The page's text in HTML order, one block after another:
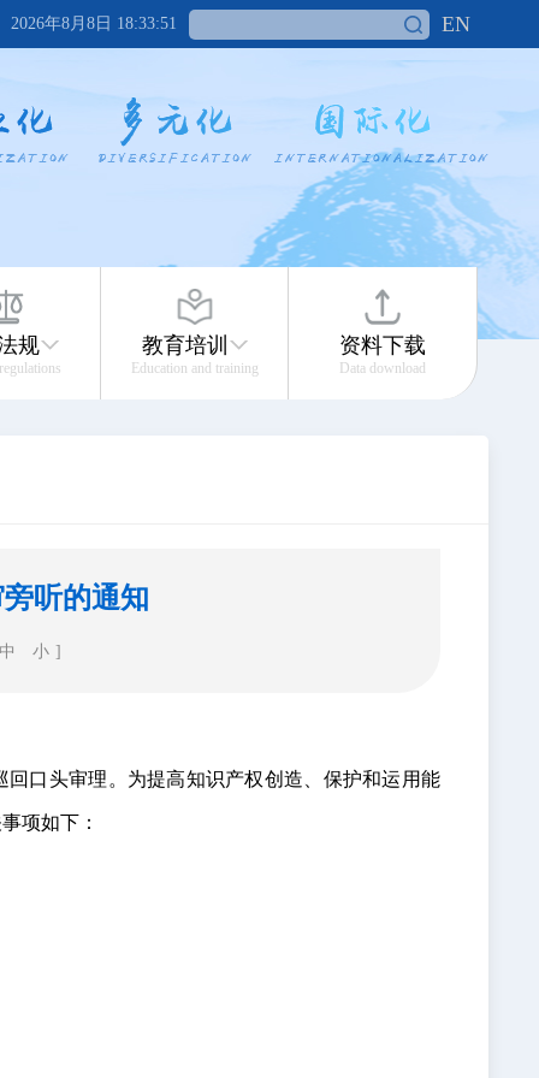
2026年8月8日 18:33:51 EN
规 教育培训
Education and training
资料下载
Data download
听的通知
中 小 ]
口头审理。为提高知识产权创造、保护和运用能
项如下：